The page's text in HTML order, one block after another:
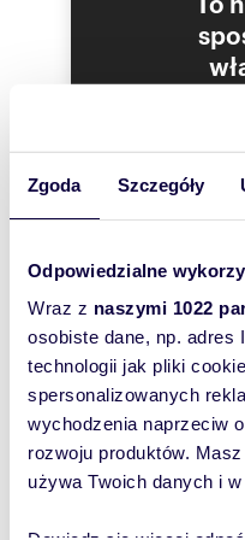
Zgoda Szczegóły
Odpowiedzialne
Wraz z naszymi 1022
osobiste dane, np. adres
technologii jak pliki
spersonalizowanych
wychodzenia naprzeciw
rozwoju produktów.
używa Twoich danych i